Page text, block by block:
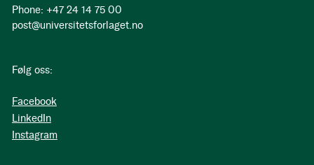
Phone: +47 24 14 75 00
post@universitetsforlaget.no
Følg oss:
Facebook
LinkedIn
Instagram